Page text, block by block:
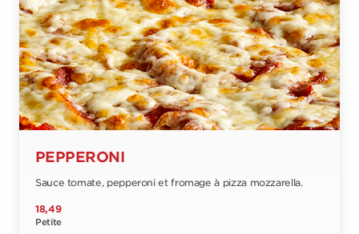
PEPPERONI
Sauce tomate, pepperoni et fromage à pizza mozzarella.
18,49
Petite